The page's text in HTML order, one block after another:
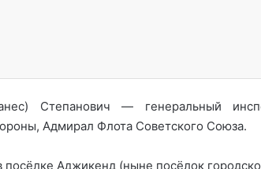
Степанович — генеральный
Адмирал Флота Советского Союза.
посёлке Аджикенд (ныне посёлок